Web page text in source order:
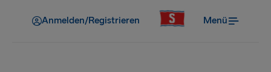
Anmelden/Registrieren Menü